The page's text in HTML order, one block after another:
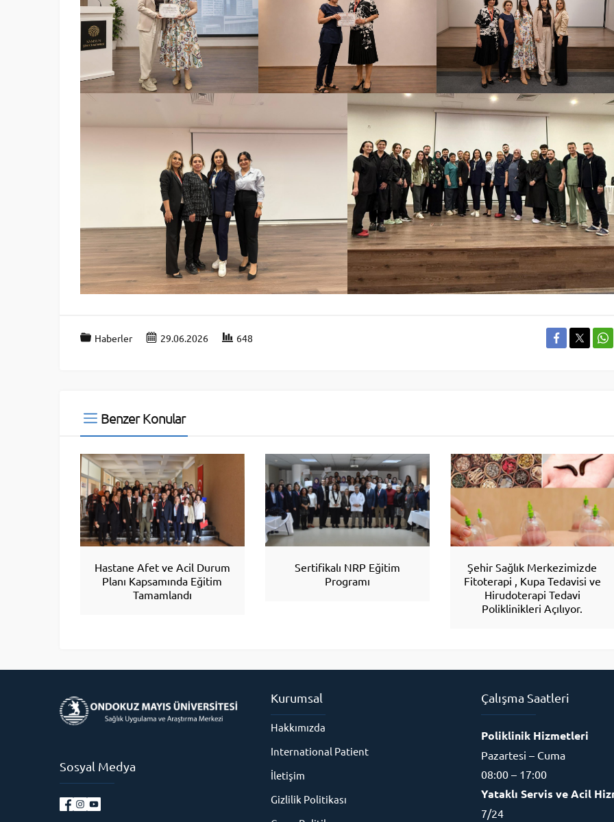
Haberler 29.06.2026 648
Benzer Konular
Hastane Afet ve Acil Durum
Planı Kapsamında Eğitim
Tamamlandı
Sertifikalı NRP Eğitim
Programı
Şehir Sağlık Merkezimizde
Fitoterapi , Kupa Tedavisi ve
Hirudoterapi Tedavi
Poliklinikleri Açılıyor.
Sosyal Medya
Kurumsal
Hakkımızda
International Patient
İletişim
Gizlilik Politikası
Çalışma Saatleri
Poliklinik Hizmetleri
Pazartesi – Cuma
08:00 – 17:00
Yataklı Servis ve Acil
7/24